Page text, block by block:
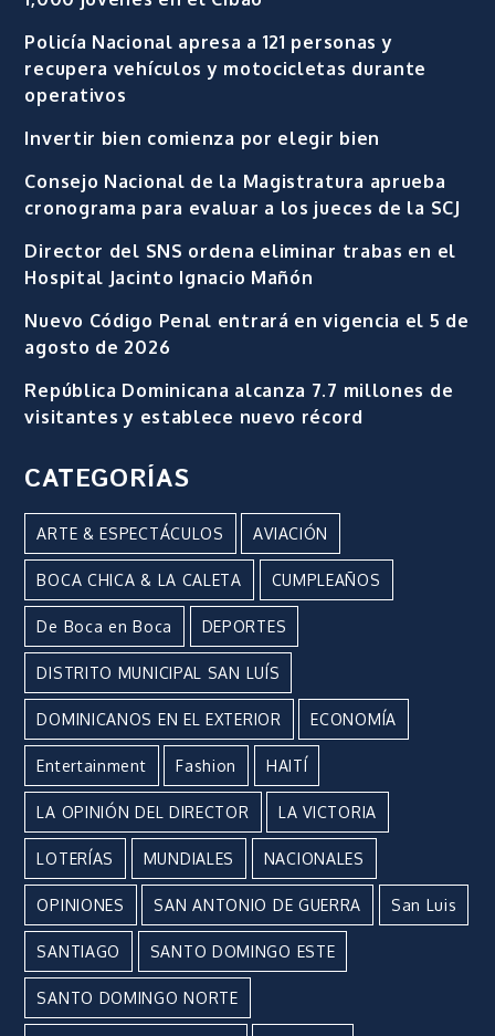
Policía Nacional apresa a 121 personas y
recupera vehículos y motocicletas durante
operativos
Invertir bien comienza por elegir bien
Consejo Nacional de la Magistratura aprueba
cronograma para evaluar a los jueces de la SCJ
Director del SNS ordena eliminar trabas en el
Hospital Jacinto Ignacio Mañón
Nuevo Código Penal entrará en vigencia el 5 de
agosto de 2026
República Dominicana alcanza 7.7 millones de
visitantes y establece nuevo récord
CATEGORÍAS
ARTE & ESPECTÁCULOS AVIACIÓN
BOCA CHICA & LA CALETA CUMPLEAÑOS
De Boca en Boca DEPORTES
DISTRITO MUNICIPAL SAN LUÍS
DOMINICANOS EN EL EXTERIOR ECONOMÍA
Entertainment Fashion HAITÍ
LA OPINIÓN DEL DIRECTOR LA VICTORIA
LOTERÍAS MUNDIALES NACIONALES
OPINIONES SAN ANTONIO DE GUERRA San Luis
SANTIAGO SANTO DOMINGO ESTE
SANTO DOMINGO NORTE